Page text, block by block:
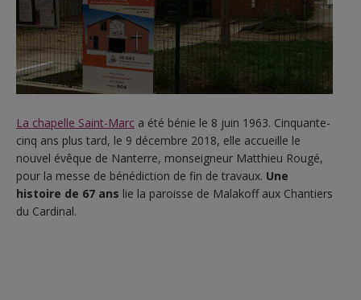
La chapelle Saint-Marc a été bénie le 8 juin 1963. Cinquante-
cinq ans plus tard, le 9 décembre 2018, elle accueille le
nouvel évêque de Nanterre, monseigneur Matthieu Rougé,
pour la messe de bénédiction de fin de travaux. Une
histoire de 67 ans lie la paroisse de Malakoff aux Chantiers
du Cardinal.